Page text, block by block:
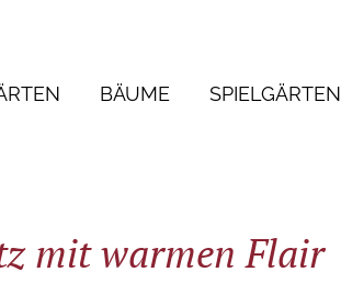
BÄUME SPIELGÄRTEN
mit warmen Flair